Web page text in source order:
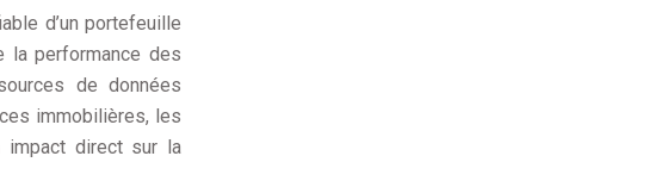
d’un portefeuille
la performance des
de données
immobilières, les
impact direct sur la